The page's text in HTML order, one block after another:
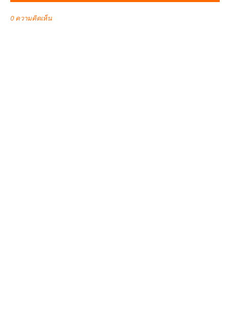
0 ความคิดเห็น